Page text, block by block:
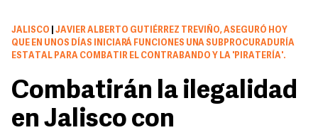
JALISCO
JAVIER ALBERTO GUTIÉRREZ TREVIÑO, ASEGURÓ HOY
QUE EN UNOS DÍAS INICIARÁ FUNCIONES UNA SUBPROCURADURÍA
ESTATAL PARA COMBATIR EL CONTRABANDO Y LA 'PIRATERÍA'.
Combatirán la ilegalidad
en Jalisco con